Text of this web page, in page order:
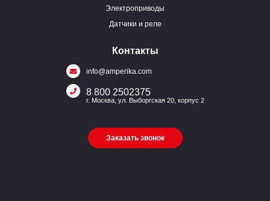
Электроприводы
Датчики и реле
Контакты
info@amperika.com
8 800 2502375
г. Москва, ул. Выборгская 20, корпус 2
Заказать звонок